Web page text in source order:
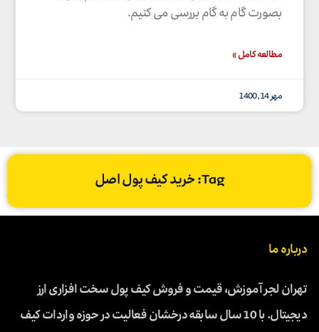
بصورت گام به گام بررسی می کنیم.
مطالعه کامل »
مهر 14, 1400
Tag: خرید کیف پول اصل
درباره ما
تهران لجر آموزش، قیمت و فروش کیف پول سخت افزاری ارز
دیجیتال. با 10 سال سابقه درخشان فعالیت در حوزه واردات کیف